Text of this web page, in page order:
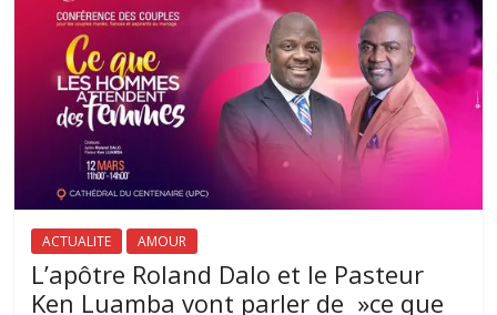
ACTUALITE AMOUR
L’apôtre Roland Dalo et le Pasteur
Ken Luamba vont parler de »ce que